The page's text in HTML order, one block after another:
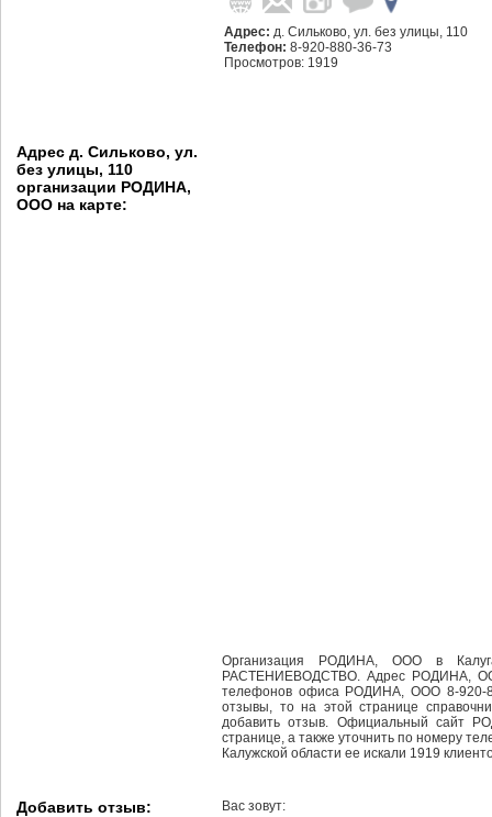
Адрес: д. Сильково, ул. без улицы, 110
Телефон: 8-920-880-36-73
Просмотров: 1919
Адрес д. Сильково, ул.
без улицы, 110
организации РОДИНА,
ООО на карте:
Организация РОДИНА, ООО в Калуга
РАСТЕНИЕВОДСТВО. Адрес РОДИНА,
телефонов офиса РОДИНА, ООО 8-
отзывы, то на этой странице
добавить отзыв. Официальный сайт
странице, а также уточнить по номеру
Калужской области ее искали 1919
Добавить отзыв: Вас зовут: